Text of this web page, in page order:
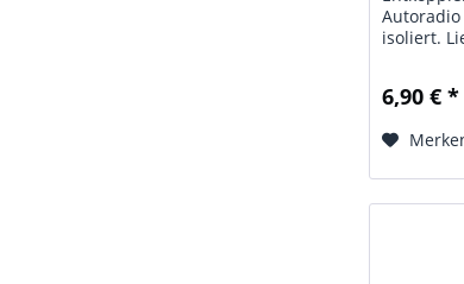
isoliert.
mm
6,90 € *